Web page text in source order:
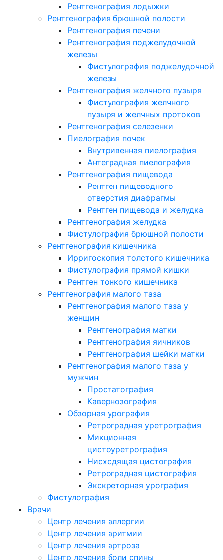
Рентгенография лодыжки
Рентгенография брюшной полости
Рентгенография печени
Рентгенография поджелудочной
железы
Фистулография поджелудочной
железы
Рентгенография желчного пузыря
Фистулография желчного
пузыря и желчных протоков
Рентгенография селезенки
Пиелография почек
Внутривенная пиелография
Антеградная пиелография
Рентгенография пищевода
Рентген пищеводного
отверстия диафрагмы
Рентген пищевода и желудка
Рентгенография желудка
Фистулография брюшной полости
Рентгенография кишечника
Ирригоскопия толстого кишечника
Фистулография прямой кишки
Рентген тонкого кишечника
Рентгенография малого таза
Рентгенография малого таза у
женщин
Рентгенография матки
Рентгенография яичников
Рентгенография шейки матки
Рентгенография малого таза у
мужчин
Простатография
Кавернозография
Обзорная урография
Ретроградная уретрография
Микционная
цистоуретрография
Нисходящая цистография
Ретроградная цистография
Экскреторная урография
Фистулография
Врачи
Центр лечения аллергии
Центр лечения аритмии
Центр лечения артроза
Центр лечения боли спины